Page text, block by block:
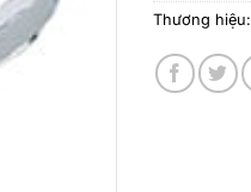
Thương hiệu: